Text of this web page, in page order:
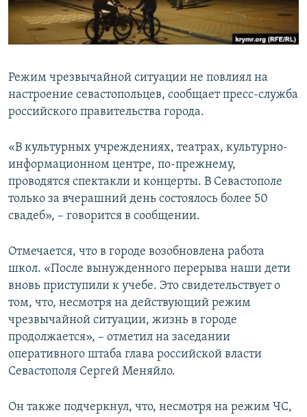
ПОБЕДИТЕЛЕЙ НЕ СУДЯТ?
КРЫМ.НЕПОКОРЕННЫЙ
УКРАИНСКАЯ ПРОБЛЕМА КРЫМА
ПРИСОЕДИНЯЙТЕСЬ!
Все сайты RFE/RL
Режим чрезвычайной ситуации не повлиял на
настроение севастопольцев, сообщает пресс-служба
российского правительства города.
«В культурных учреждениях, театрах, культурно-
информационном центре, по-прежнему,
проводятся спектакли и концерты. В Севастополе
только за вчерашний день состоялось более 50
свадеб», – говорится в сообщении.
Отмечается, что в городе возобновлена работа
школ. «После вынужденного перерыва наши дети
вновь приступили к учебе. Это свидетельствует о
том, что, несмотря на действующий режим
чрезвычайной ситуации, жизнь в городе
продолжается», – отметил на заседании
оперативного штаба глава российской власти
Севастополя Сергей Меняйло.
Он также подчеркнул, что, несмотря на режим ЧС,